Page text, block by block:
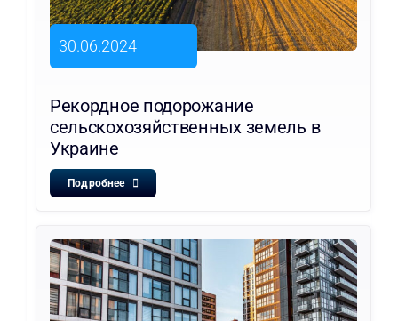
30.06.2024
Рекордное подорожание
сельскохозяйственных земель в
Украине
Подробнее